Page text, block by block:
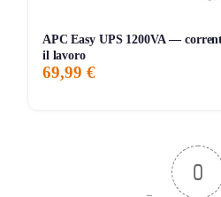
APC Easy UPS 1200VA —
il lavoro
69,99 €
0